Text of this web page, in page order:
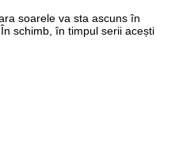
soarele va sta ascuns în
schimb, în timpul serii acești